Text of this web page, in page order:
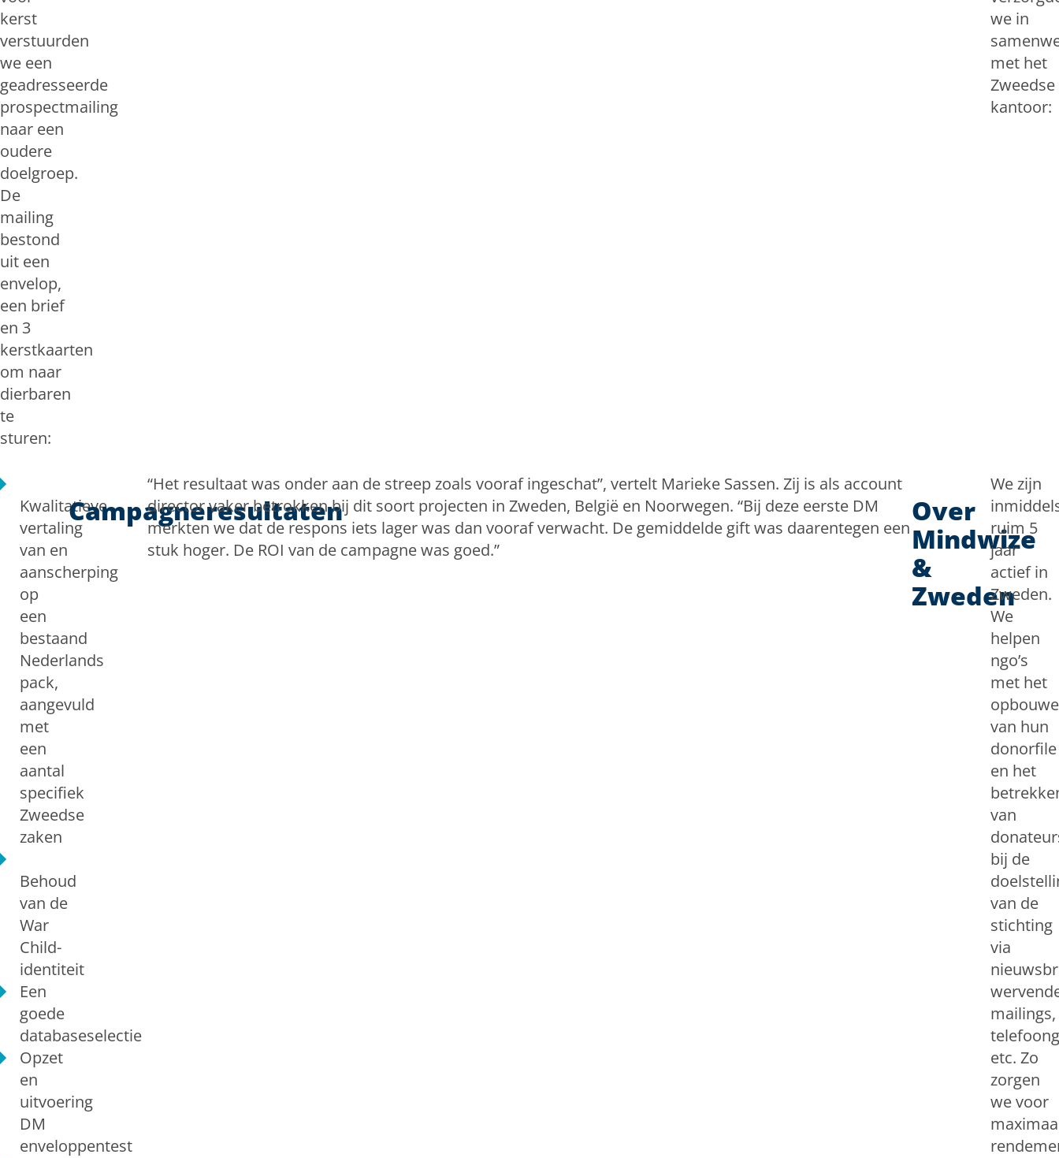
kerst
verstuurden
we een
geadresseerde
prospectmailing
naar een
oudere
doelgroep.
De
mailing
bestond
uit een
envelop,
een brief
en 3
kerstkaarten
om naar
dierbaren
te
sturen:
we in
met het
Zweedse
kantoor:
Kwalitatieve
vertaling
van en
aanscherping
op
een
bestaand
Nederlands
pack,
aangevuld
met
een
aantal
specifiek
Zweedse
zaken
Behoud
van de
War
Child-
identiteit
Een
goede
databaseselectie
Opzet
en
uitvoering
DM
enveloppentest
Campagneresultaten
“Het resultaat was onder aan de streep zoals vooraf ingeschat”, vertelt Marieke Sassen. Zij is als account
director vaker betrokken bij dit soort projecten in Zweden, België en Noorwegen. “Bij deze eerste DM
merkten we dat de respons iets lager was dan vooraf verwacht. De gemiddelde gift was daarentegen een
stuk hoger. De ROI van de campagne was goed.”
Over
Mindwize
&
Zweden
We zijn
ruim 5
jaar
actief in
Zweden.
We
helpen
ngo’s
met het
van hun
donorfile
en het
van
bij de
van de
stichting
via
mailings,
etc. Zo
zorgen
we voor